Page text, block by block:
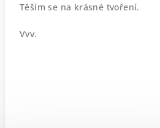
Těším se na krásné tvoření.
Vvv.